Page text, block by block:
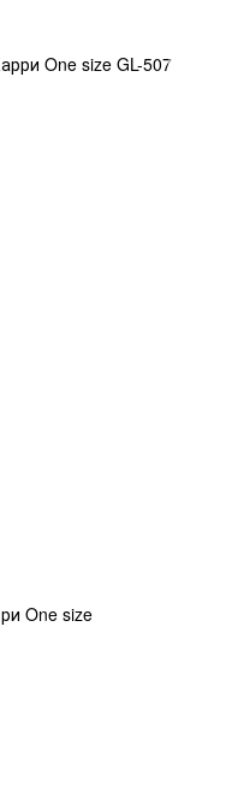
One size